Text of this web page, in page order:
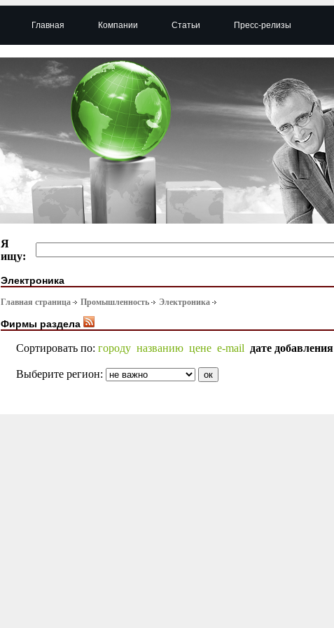
Главная Компании Статьи Пресс-релизы
Я
ищу:
Электроника
Главная страница Промышленность Электроника
Фирмы раздела
Сортировать по: городу названию цене e-mail дате добавления
Выберите регион: